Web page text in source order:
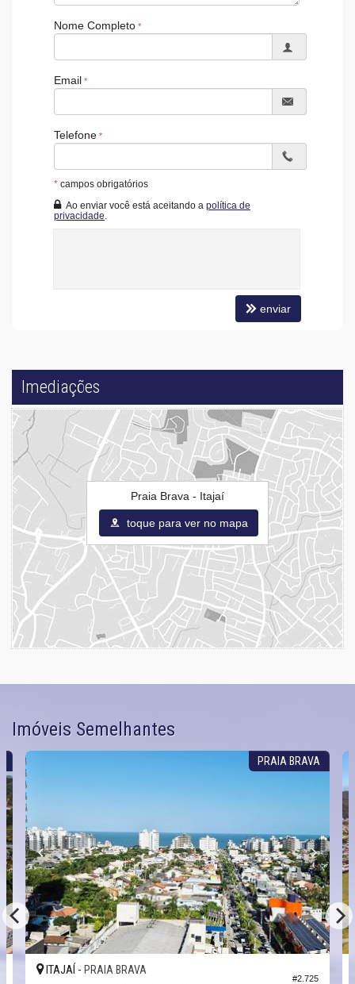
Nome Completo
Email
Telefone
* campos obrigatórios
Ao enviar você está aceitando a política de
privacidade
enviar
Imediações
Praia Brava - Itajaí
toque para ver no mapa
Imóveis Semelhantes
PRAIA BRAVA
#2.725
ITAJAÍ - PRAIA BRAVA